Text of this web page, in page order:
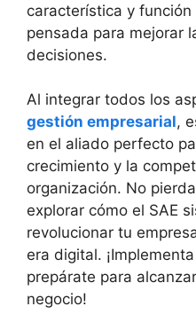
característica y
pensada para mejorar
decisiones.
Al integrar todos los
gestión empresarial,
en el aliado perfecto
crecimiento y la
organización. No
explorar cómo el SAE
revolucionar tu
era digital.
prepárate para
negocio!